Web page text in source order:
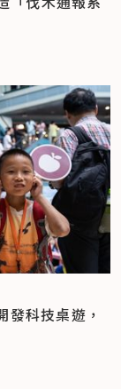
科技桌遊，